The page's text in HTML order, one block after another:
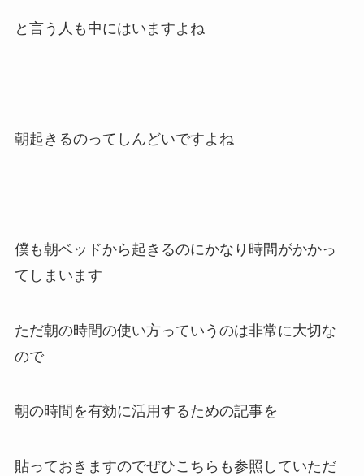
と言う人も中にはいますよね
朝起きるのってしんどいですよね
僕も朝ベッドから起きるのにかなり時間がかかっ
てしまいます
ただ朝の時間の使い方っていうのは非常に大切な
ので
朝の時間を有効に活用するための記事を
貼っておきますのでぜひこちらも参照していただ